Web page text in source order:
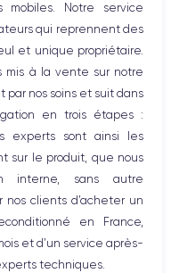
mobiles. Notre service
qui reprennent des
et unique propriétaire.
mis à la vente sur notre
nos soins et suit dans
en trois étapes :
experts sont ainsi les
sur le produit, que nous
interne, sans autre
nos clients d’acheter un
en France,
et d’un service après-
techniques.